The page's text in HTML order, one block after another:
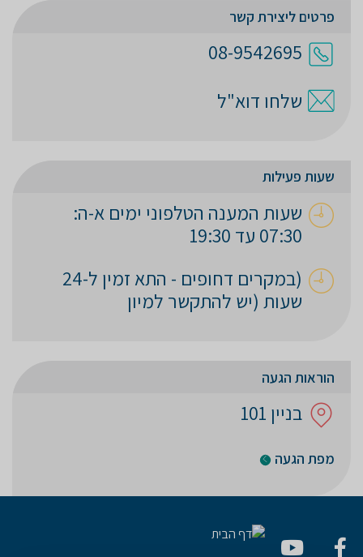
פרטים ליצירת קשר
08-9542695
שלחו דוא"ל
שעות פעילות
שעות המענה הטלפוני ימים א-ה:
07:30 עד 19:30
(במקרים דחופים - התא זמין ל-24
שעות (יש להתקשר למיון
הוראות הגעה
בניין 101
מפת הגעה